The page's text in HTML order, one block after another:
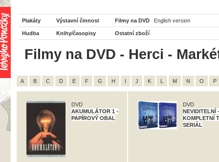
Plakáty Výstavní činnost Filmy na DVD English version
Hudba Knihy/časopisy Ostatní zboží
Filmy na DVD - Herci -
A B C D E F G H I J K L M N O P
DVD
AKUMULÁTOR 1 -
PAPÍROVÝ OBAL
DVD
NEVIDITELNÍ -
KOMPLETNÍ
SERIÁL